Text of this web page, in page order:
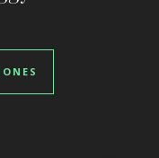
Este producto